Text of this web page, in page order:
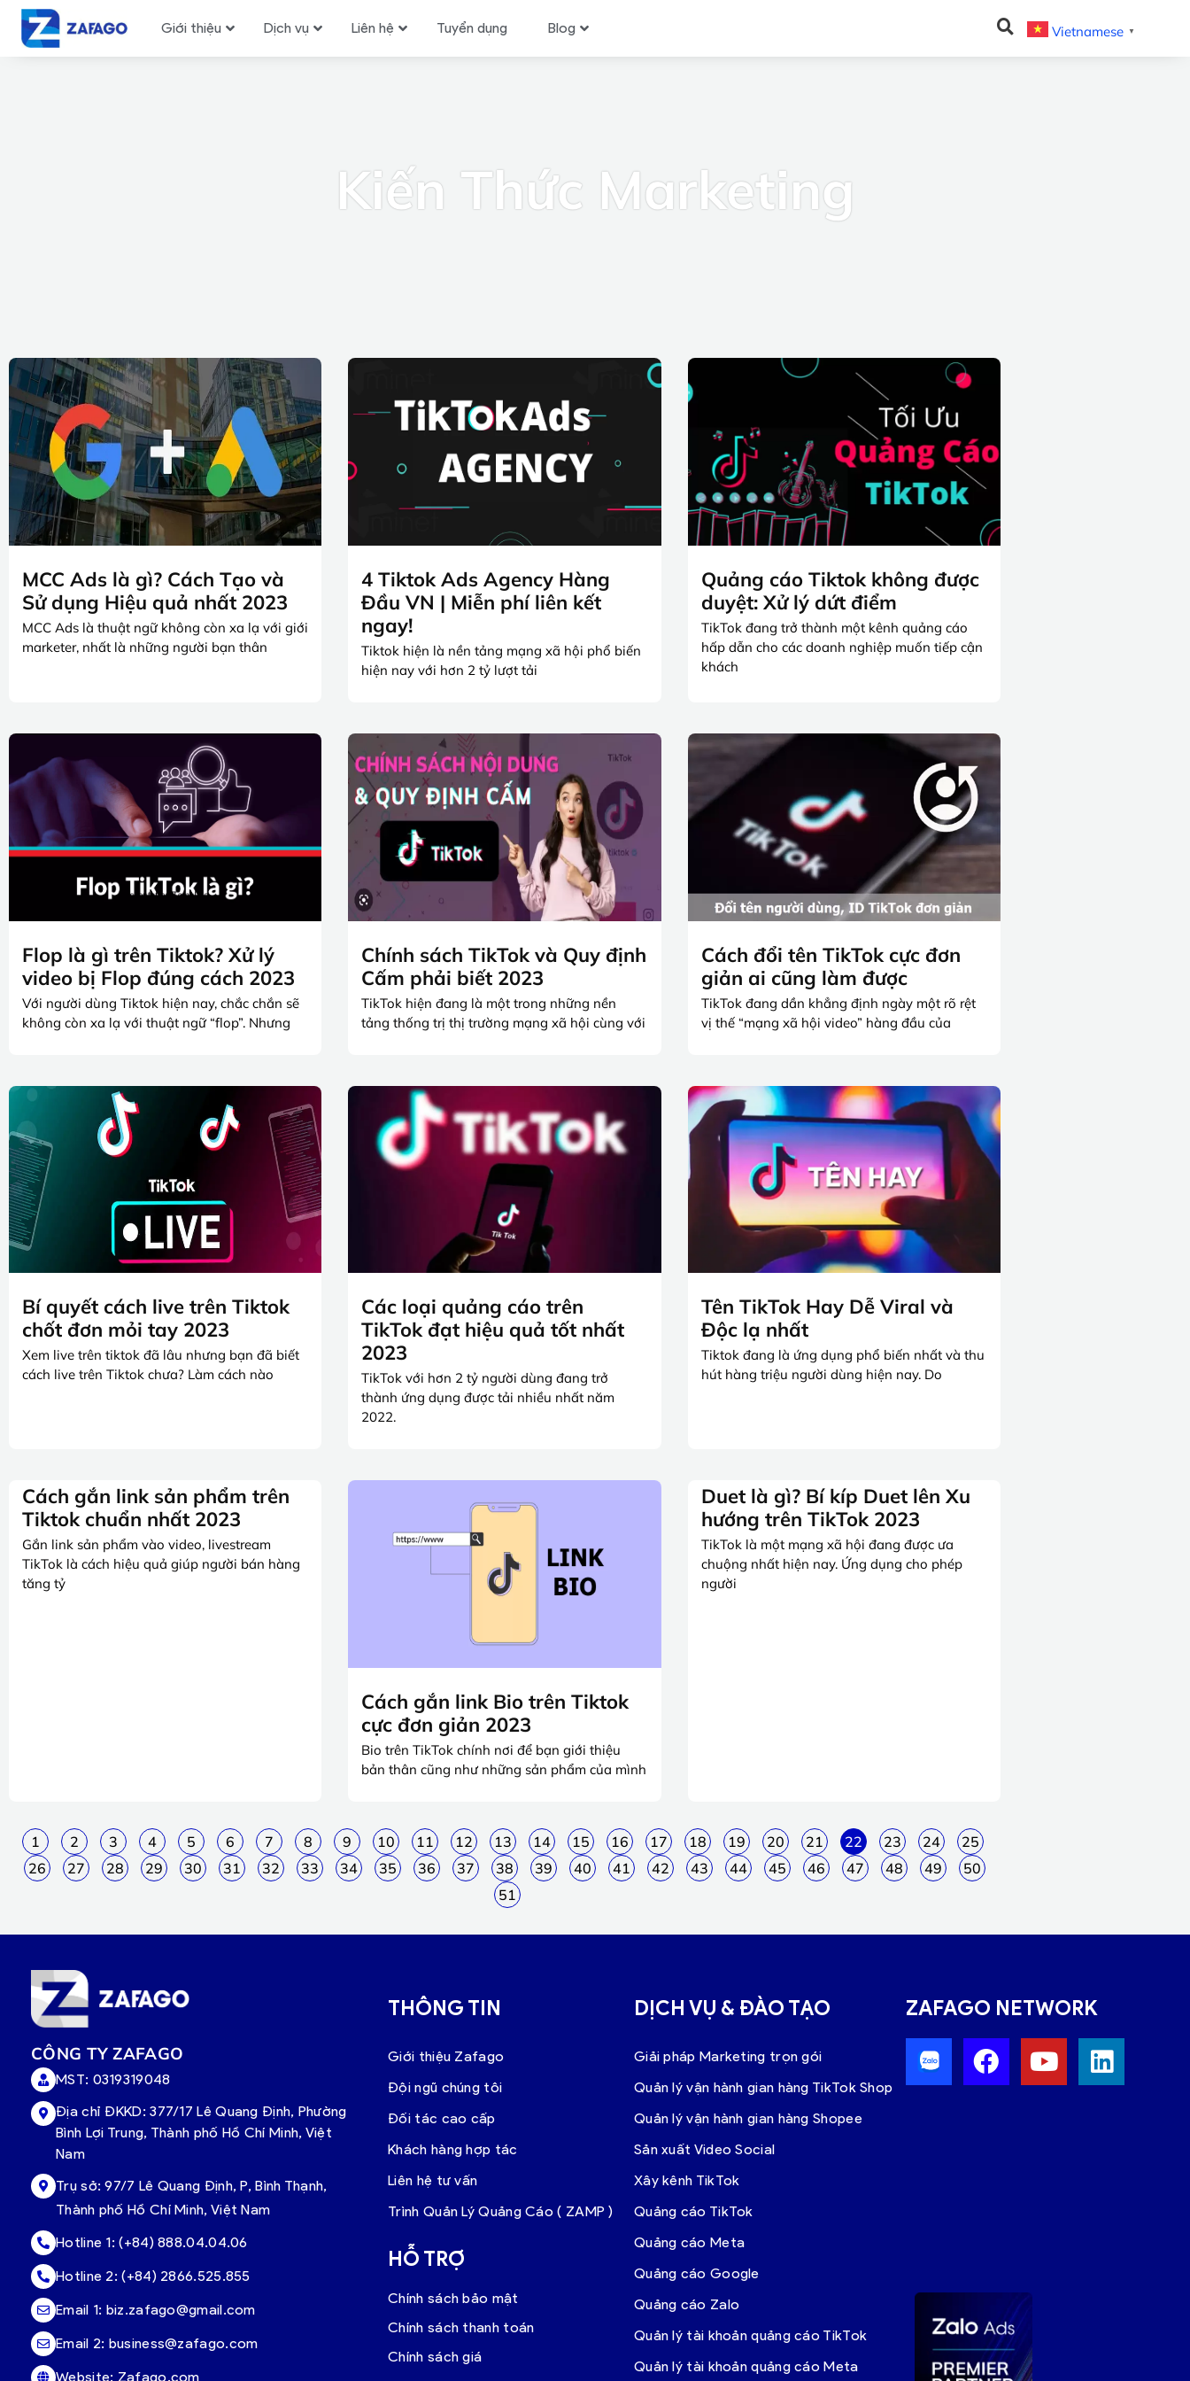
Giới thiệu Dịch vụ Liên hệ Tuyển dụng Blog Vietnamese ▼
Kiến Thức Marketing
MCC Ads là gì? Cách Tạo và
Sử dụng Hiệu quả nhất 2023
MCC Ads là thuật ngữ không còn xa lạ với giới
marketer, nhất là những người bạn thân
4 Tiktok Ads Agency Hàng
Đầu VN | Miễn phí liên kết
ngay!
Tiktok hiện là nền tảng mạng xã hội phổ biến
hiện nay với hơn 2 tỷ lượt tải
Quảng cáo Tiktok không được
duyệt: Xử lý dứt điểm
TikTok đang trở thành một kênh quảng cáo
hấp dẫn cho các doanh nghiệp muốn tiếp cận
khách
Flop là gì trên Tiktok? Xử lý
video bị Flop đúng cách 2023
Với người dùng Tiktok hiện nay, chắc chắn sẽ
không còn xa lạ với thuật ngữ “flop”. Nhưng
Chính sách TikTok và Quy định
Cấm phải biết 2023
TikTok hiện đang là một trong những nền
tảng thống trị thị trường mạng xã hội cùng với
Cách đổi tên TikTok cực đơn
giản ai cũng làm được
TikTok đang dần khẳng định ngày một rõ rệt
vị thế “mạng xã hội video” hàng đầu của
Bí quyết cách live trên Tiktok
chốt đơn mỏi tay 2023
Xem live trên tiktok đã lâu nhưng bạn đã biết
cách live trên Tiktok chưa? Làm cách nào
Các loại quảng cáo trên
TikTok đạt hiệu quả tốt nhất
2023
TikTok với hơn 2 tỷ người dùng đang trở
thành ứng dụng được tải nhiều nhất năm
2022.
Tên TikTok Hay Dễ Viral và
Độc lạ nhất
Tiktok đang là ứng dụng phổ biến nhất và thu
hút hàng triệu người dùng hiện nay. Do
Cách gắn link sản phẩm trên
Tiktok chuẩn nhất 2023
Gắn link sản phẩm vào video, livestream
TikTok là cách hiệu quả giúp người bán hàng
tăng tỷ
Cách gắn link Bio trên Tiktok
cực đơn giản 2023
Bio trên TikTok chính nơi để bạn giới thiệu
bản thân cũng như những sản phẩm của mình
Duet là gì? Bí kíp Duet lên Xu
hướng trên TikTok 2023
TikTok là một mạng xã hội đang được ưa
chuộng nhất hiện nay. Ứng dụng cho phép
người
1 2 3 4 5 6 7 8 9 10 11 12 13 14 15 16 17 18 19 20 21 22 23 24
25
26
27 28 29 30 31 32 33 34 35 36 37 38 39 40 41 42 43 44 45 46 47 48 49
50
51
CÔNG TY ZAFAGO
MST: 0319319048
Địa chỉ ĐKKD: 377/17 Lê Quang Định, Phường
Bình Lợi Trung, Thành phố Hồ Chí Minh, Việt
Nam
Trụ sở:97/7 Lê Quang Định, P, Bình Thạnh,
Thành phố Hồ Chí Minh, Việt Nam
Hotline 1:(+84) 888.04.04.06
Hotline 2:(+84) 2866.525.855
Email 1: biz.zafago@gmail.com
Email 2: business@zafago.com
Website: Zafago.com
THÔNG TIN
Giới thiệu Zafago
Đội ngũ chúng tôi
Đối tác cao cấp
Khách hàng hợp tác
Liên hệ tư vấn
Trình Quản Lý Quảng Cáo ( ZAMP )
HỖ TRỢ
Chính sách bảo mật
Chính sách thanh toán
Chính sách giá
DỊCH VỤ & ĐÀO TẠO
Giải pháp Marketing trọn gói
Quản lý vận hành gian hàng TikTok Shop
Quản lý vận hành gian hàng Shopee
Sản xuất Video Social
Xây kênh TikTok
Quảng cáo TikTok
Quảng cáo Meta
Quảng cáo Google
Quảng cáo Zalo
Quản lý tài khoản quảng cáo TikTok
Quản lý tài khoản quảng cáo Meta
ZAFAGO NETWORK